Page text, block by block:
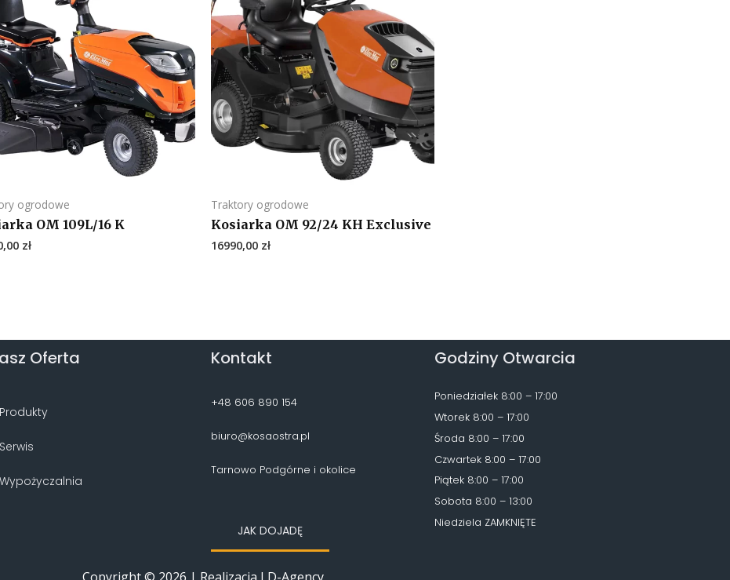
ogrodowe
OM 109L/16 K
zł
Traktory ogrodowe
Kosiarka OM 92/24 KH Exclusive
16990,00 zł
Oferta
Produkty
Serwis
Wypożyczalnia
Kontakt
+48 606 890 154
biuro@kosaostra.pl
Tarnowo Podgórne i okolice
JAK DOJADĘ
Godziny Otwarcia
Poniedziałek 8:00 – 17:00
Wtorek 8:00 – 17:00
Środa 8:00 – 17:00
Czwartek 8:00 – 17:00
Piątek 8:00 – 17:00
Sobota 8:00 – 13:00
Niedziela ZAMKNIĘTE